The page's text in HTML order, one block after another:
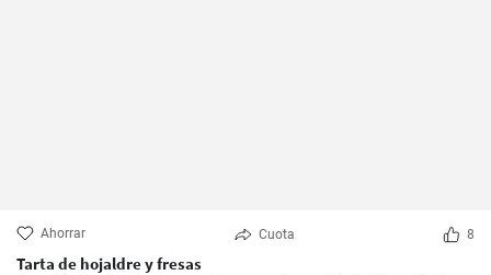
Ahorrar Cuota 8
Tarta de hojaldre y fresas